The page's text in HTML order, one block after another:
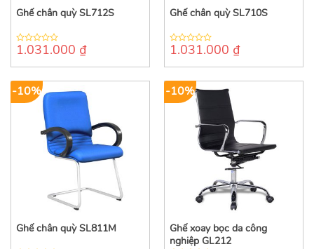
Ghế chân quỳ SL712S
0
of
1.031.000 ₫
Ghế chân quỳ SL710S
0
of
1.031.000 ₫
-10%
Ghế chân quỳ SL811M
-10%
Ghế xoay bọc da công
nghiệp GL212